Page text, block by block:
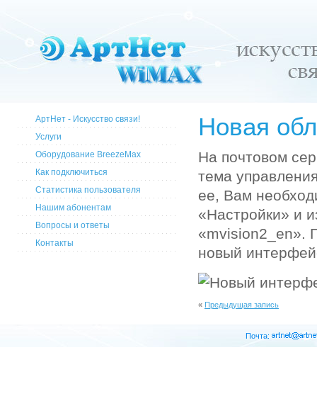
АртНет - Искусство связи!
Услуги
Оборудование BreezeMax
Как подключиться
Статистика пользователя
Нашим абонентам
Вопросы и ответы
Контакты
Новая
На почтовом
тема
ее, Вам
«Настройки» и
«mvision2_en».
новый
« Предыдущая запись
Почта: